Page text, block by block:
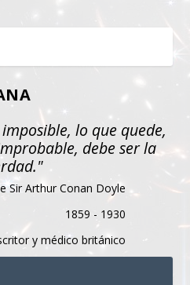
lo que quede,
debe ser la
Sir Arthur Conan Doyle
1859 - 1930
y médico británico